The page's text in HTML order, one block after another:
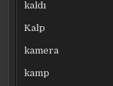
kaldı
Kalp
kamera
kamp